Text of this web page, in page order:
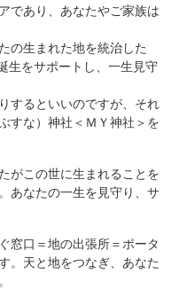
であり、あなたやご家族は
の生まれた地を統治した
生をサポートし、一生見守
するといいのですが、それ
すな）神社＜ＭＹ神社＞を
がこの世に生まれることを
あなたの一生を見守り、サ
窓口＝地の出張所＝ポータ
。天と地をつなぎ、あなた